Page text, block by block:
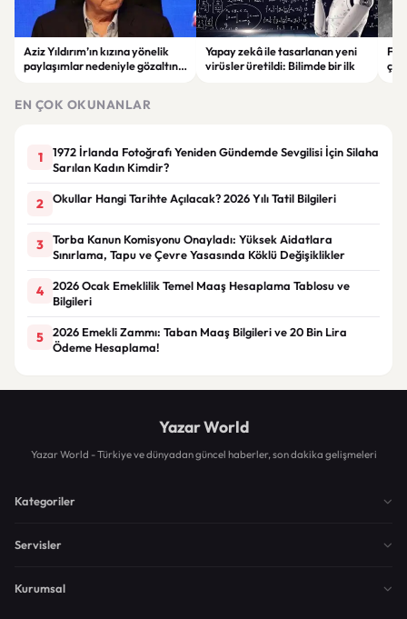
Aziz Yıldırım’ın kızına yönelik
paylaşımlar nedeniyle gözaltına
Yapay zekâ ile tasarlanan yeni
virüsler üretildi: Bilimde bir ilk
EN ÇOK OKUNANLAR
1
1972 İrlanda Fotoğrafı Yeniden Gündemde Sevgilisi İçin Silaha
Sarılan Kadın Kimdir?
2 Okullar Hangi Tarihte Açılacak? 2026 Yılı Tatil Bilgileri
3
Torba Kanun Komisyonu Onayladı: Yüksek Aidatlara
Sınırlama, Tapu ve Çevre Yasasında Köklü Değişiklikler
4
2026 Ocak Emeklilik Temel Maaş Hesaplama Tablosu ve
Bilgileri
5
2026 Emekli Zammı: Taban Maaş Bilgileri ve 20 Bin Lira
Ödeme Hesaplama!
Yazar World
Yazar World - Türkiye ve dünyadan güncel haberler, son dakika gelişmeleri
Kategoriler
Servisler
Kurumsal